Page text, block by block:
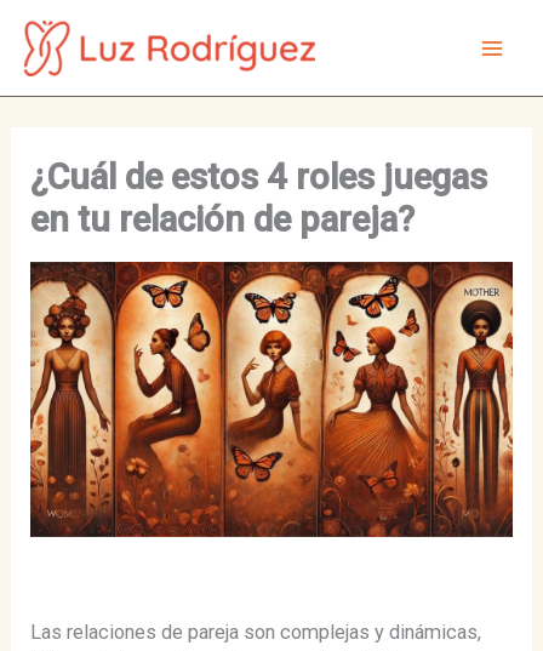
contenido
¿Cuál de estos 4 roles juegas
en tu relación de pareja?
Las relaciones de pareja son complejas y dinámicas,